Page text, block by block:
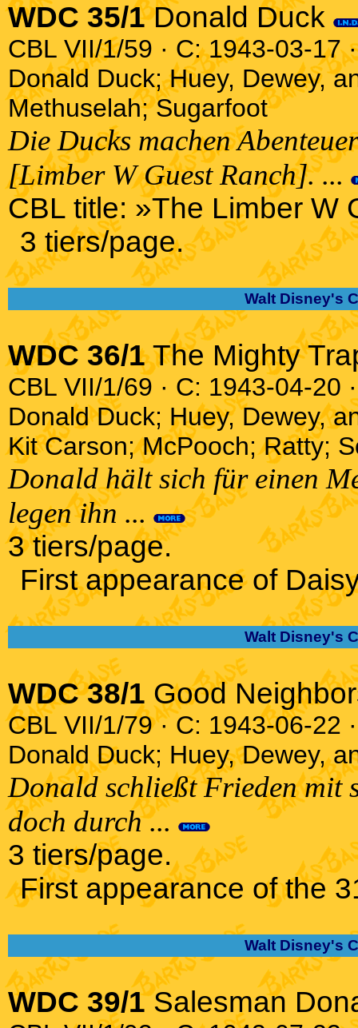
WDC 35/1 Donald Duck
CBL VII/1/59 · C: 1943-03-17
Donald Duck; Huey, Dewey,
Methuselah; Sugarfoot
Die Ducks machen
[Limber W Guest Ranch]. ...
CBL title: »The Limber W
3 tiers/page.
Walt Disney's
WDC 36/1 The Mighty
CBL VII/1/69 · C: 1943-04-20
Donald Duck; Huey, Dewey,
Kit Carson; McPooch; Ratty;
Donald hält sich für einen
legen ihn ...
3 tiers/page.
First appearance of
Walt Disney's
WDC 38/1 Good
CBL VII/1/79 · C: 1943-06-22
Donald Duck; Huey, Dewey,
Donald schließt Frieden mit
doch durch ...
3 tiers/page.
First appearance of the
Walt Disney's
WDC 39/1 Salesman